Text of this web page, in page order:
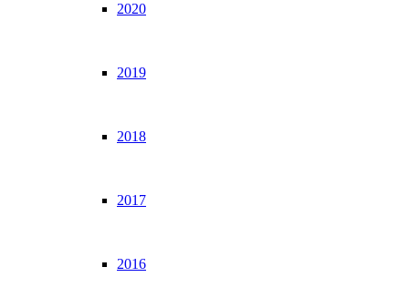
2020
2019
2018
2017
2016